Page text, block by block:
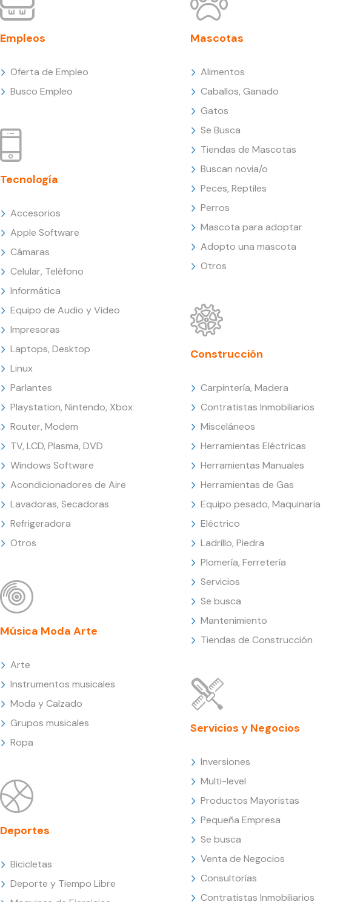
Empleos
Oferta de Empleo
Busco Empleo
Tecnología
Accesorios
Apple Software
Cámaras
Celular, Teléfono
Informática
Equipo de Audio y Video
Impresoras
Laptops, Desktop
Linux
Parlantes
Playstation, Nintendo, Xbox
Router, Modem
TV, LCD, Plasma, DVD
Windows Software
Acondicionadores de Aire
Lavadoras, Secadoras
Refrigeradora
Otros
Música Moda Arte
Arte
Instrumentos musicales
Moda y Calzado
Grupos musicales
Ropa
Deportes
Bicicletas
Deporte y Tiempo Libre
Mascotas
Alimentos
Caballos, Ganado
Gatos
Se Busca
Tiendas de Mascotas
Buscan novia/o
Peces, Reptiles
Perros
Mascota para adoptar
Adopto una mascota
Otros
Construcción
Carpintería, Madera
Contratistas Inmobiliarios
Misceláneos
Herramientas Eléctricas
Herramientas Manuales
Herramientas de Gas
Equipo pesado, Maquinaria
Eléctrico
Ladrillo, Piedra
Plomería, Ferretería
Servicios
Se busca
Mantenimiento
Tiendas de Construcción
Servicios y Negocios
Inversiones
Multi-level
Productos Mayoristas
Pequeña Empresa
Se busca
Venta de Negocios
Consultorías
Contratistas Inmobiliarios